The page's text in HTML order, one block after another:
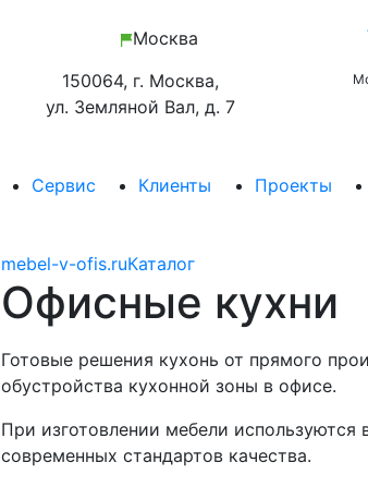
Москва
150064, г. Москва,
ул. Земляной Вал, д. 7
Сервис Клиенты Проекты
mebel-v-ofis.ruКаталог
Офисные кухни
Готовые решения кухонь от прямого
обустройства кухонной зоны в офисе.
При изготовлении мебели
современных стандартов качества.